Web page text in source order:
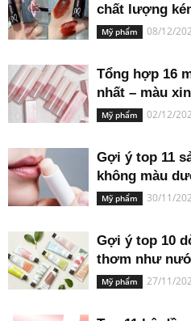
chất lượng
Mỹ phẩm 08/12/
Tổng hợp 16
nhất – màu
Mỹ phẩm 02/12/
Gợi ý top 11
không màu
Mỹ phẩm 30/11/
Gợi ý top 10
thơm như
Mỹ phẩm 27/11/